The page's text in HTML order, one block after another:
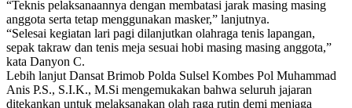
“Teknis pelaksanaannya dengan membatasi jarak masing masing
anggota serta tetap menggunakan masker,” lanjutnya.
“Selesai kegiatan lari pagi dilanjutkan olahraga tenis lapangan,
sepak takraw dan tenis meja sesuai hobi masing masing anggota,”
kata Danyon C.
Lebih lanjut Dansat Brimob Polda Sulsel Kombes Pol Muhammad
Anis P.S., S.I.K., M.Si mengemukakan bahwa seluruh jajaran
ditekankan untuk melaksanakan olah raga rutin demi menjaga